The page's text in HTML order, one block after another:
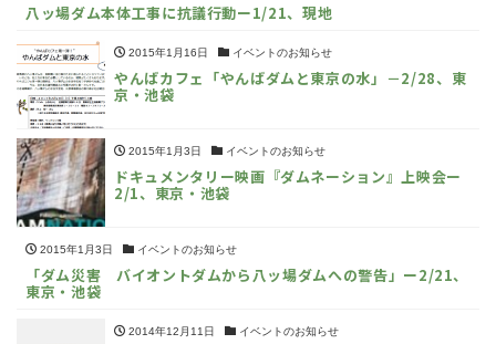
八ッ場ダム本体工事に抗議行動ー1/21、現地
2015年1月16日 イベントのお知らせ
やんばカフェ「やんばダムと東京の水」－2/28、東
京・池袋
2015年1月3日 イベントのお知らせ
ドキュメンタリー映画『ダムネーション』上映会ー
2/1、東京・池袋
2015年1月3日 イベントのお知らせ
「ダム災害 バイオントダムから八ッ場ダムへの警告」ー2/21、
東京・池袋
2014年12月11日 イベントのお知らせ